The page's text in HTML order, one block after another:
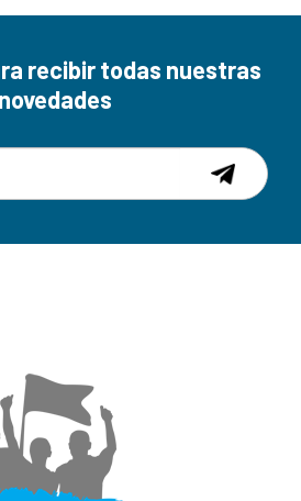
recibir todas nuestras
novedades